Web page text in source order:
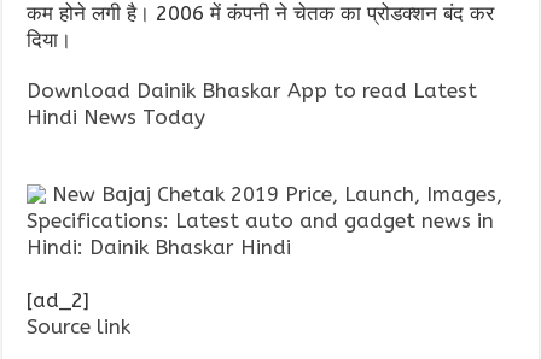
कम होने लगी है। 2006 में कंपनी ने चेतक का प्रोडक्शन बंद कर
दिया।
Download Dainik Bhaskar App to read Latest
Hindi News Today
New Bajaj Chetak 2019 Price, Launch, Images,
Specifications: Latest auto and gadget news in
Hindi: Dainik Bhaskar Hindi
[ad_2]
Source link